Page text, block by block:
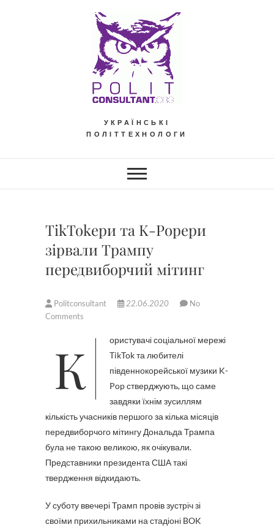
УКРАЇНСЬКІ
ПОЛІТТЕХНОЛОГИ
TikTokери та K-Popери
зірвали Трампу
передвиборчий мітинг
Politconsultant 22.06.2020
No
Comments
Користувачі соціальної мережі
TikTok та любителі
південнокорейської музики K-
Pop стверджують, що саме
завдяки їхнім зусиллям
кількість учасників першого за кілька місяців
передвиборчого мітингу Дональда Трампа
була не такою великою, як очікували.
Представники президента США такі
твердження відкидають.
У суботу ввечері Трамп провів зустріч зі
своїми прихильниками на стадіоні BOK